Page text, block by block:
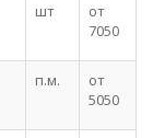
шт
от
7050
п.м.
от
5050